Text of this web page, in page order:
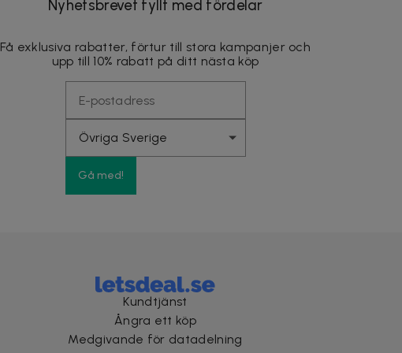
Nyhetsbrevet fyllt med fördelar
Få exklusiva rabatter, förtur till stora kampanjer och
upp till 10% rabatt på ditt nästa köp
Gå med!
Kundtjänst
Ångra ett köp
Medgivande för datadelning